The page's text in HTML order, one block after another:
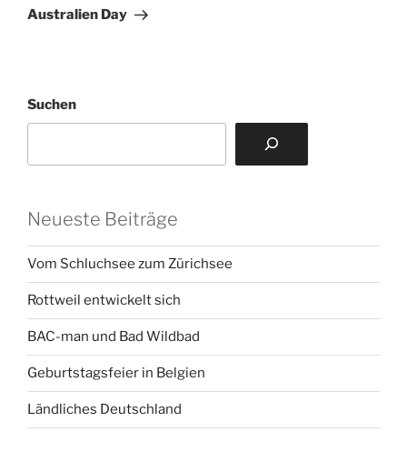
Beitrag
Australien Day
Suchen
Neueste Beiträge
Vom Schluchsee zum Zürichsee
Rottweil entwickelt sich
BAC-man und Bad Wildbad
Geburtstagsfeier in Belgien
Ländliches Deutschland